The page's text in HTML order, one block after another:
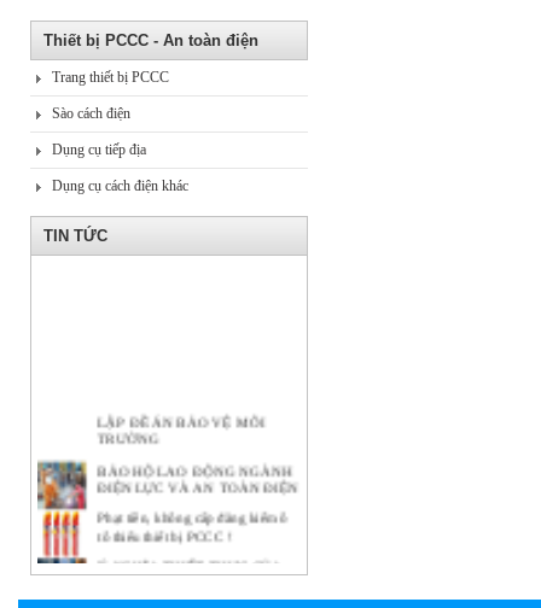
Thiết bị PCCC - An toàn điện
Trang thiết bị PCCC
Sào cách điện
Dụng cụ tiếp địa
Dụng cụ cách điện khác
TIN TỨC
LẬP ĐỀ ÁN BẢO VỆ MÔI
TRƯỜNG
BẢO HỘ LAO ĐỘNG NGÀNH
ĐIỆN LỰC VÀ AN TOÀN ĐIỆN
Phạt tiền, không cấp đăng kiểm ô
tô thiếu thiết bị PCCC !
Ý NGHĨA THIẾT THỰC CỦA
CÔNG TÁC BẢO HỘ LAO